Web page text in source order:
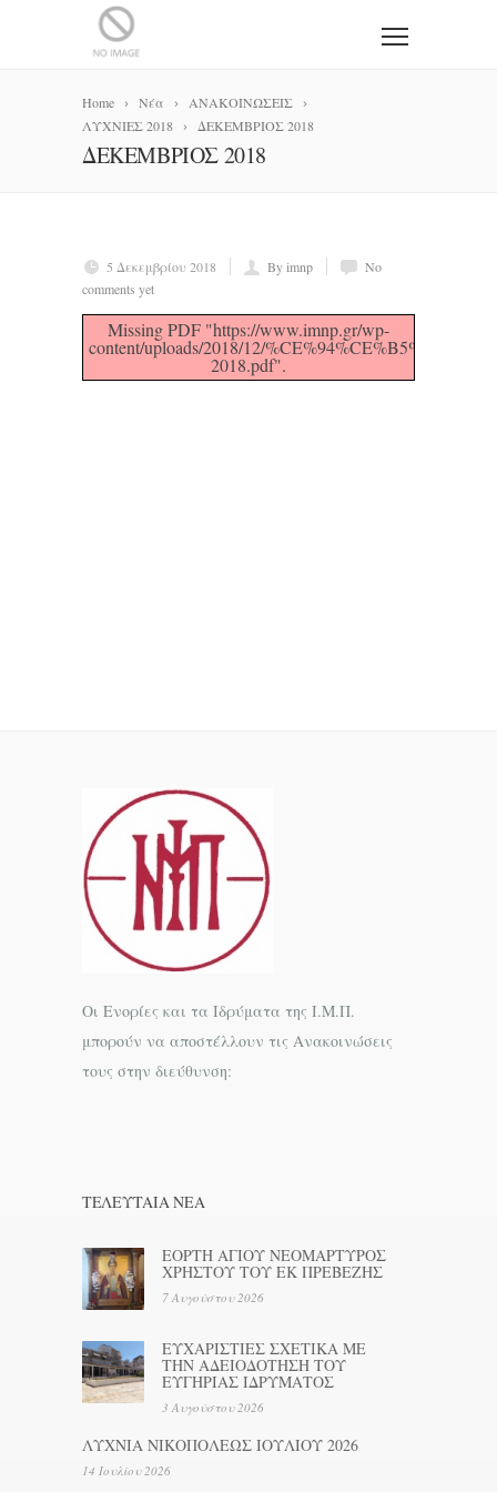
Home Νέα
ΑΝΑΚΟΙΝΩΣΕΙΣ
ΛΥΧΝΙΕΣ 2018
ΔΕΚΕΜΒΡΙΟΣ 2018
ΔΕΚΕΜΒΡΙΟΣ 2018
5 Δεκεμβρίου 2018 By imnp
No
comments yet
Missing PDF "https://www.imnp.gr/wp-
content/uploads/2018/12/
2018.pdf".
Οι Ενορίες και τα Ιδρύματα της Ι.Μ.Π.
μπορούν να αποστέλλουν τις Ανακοινώσεις
τους στην διεύθυνση:
ΤΕΛΕΥΤΑΊΑ ΝΕΑ
ΕΟΡΤΗ ΑΓΙΟΥ ΝΕΟΜΑΡΤΥΡΟΣ
ΧΡΗΣΤΟΥ ΤΟΥ ΕΚ ΠΡΕΒΕΖΗΣ
7 Αυγούστου 2026
ΕΥΧΑΡΙΣΤΙΕΣ ΣΧΕΤΙΚΑ ΜΕ
ΤΗΝ ΑΔΕΙΟΔΟΤΗΣΗ ΤΟΥ
ΕΥΓΗΡΙΑΣ ΙΔΡΥΜΑΤΟΣ
3 Αυγούστου 2026
ΛΥΧΝΙΑ ΝΙΚΟΠΟΛΕΩΣ ΙΟΥΛΙΟΥ 2026
14 Ιουλίου 2026